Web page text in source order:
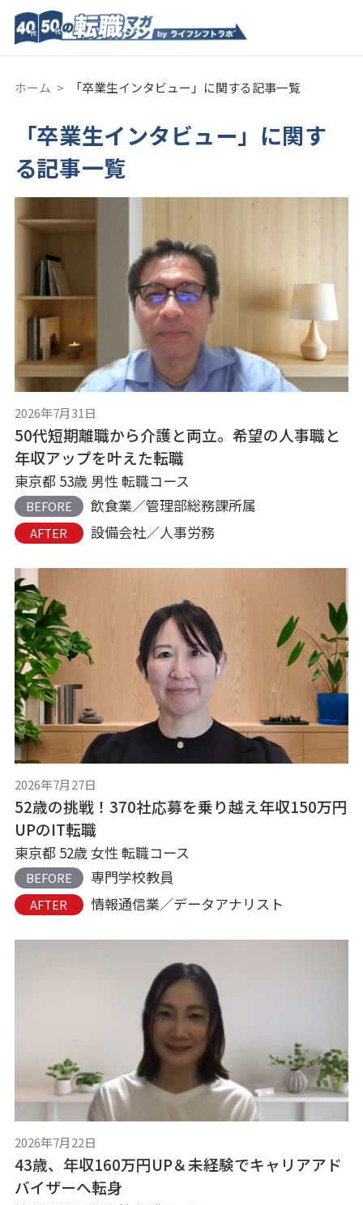
ホーム 「卒業生インタビュー」に関する記事一覧
「卒業生インタビュー」に関す
る記事一覧
2026年7月31日
50代短期離職から介護と両立。希望の人事職と
年収アップを叶えた転職
東京都 53歳 男性 転職コース
BEFORE 飲食業／管理部総務課所属
AFTER 設備会社／人事労務
2026年7月27日
52歳の挑戦！370社応募を乗り越え年収150万円
UPのIT転職
東京都 52歳 女性 転職コース
BEFORE 専門学校教員
AFTER 情報通信業／データアナリスト
2026年7月22日
43歳、年収160万円UP＆未経験でキャリアアド
バイザーへ転身